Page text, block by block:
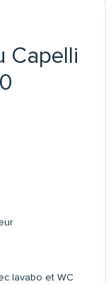
Capelli
lavabo et WC